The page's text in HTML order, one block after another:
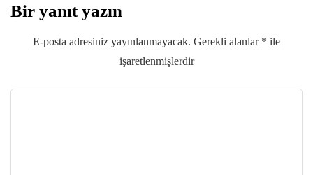
Bir yanıt yazın
E-posta adresiniz yayınlanmayacak. Gerekli alanlar * ile
işaretlenmişlerdir